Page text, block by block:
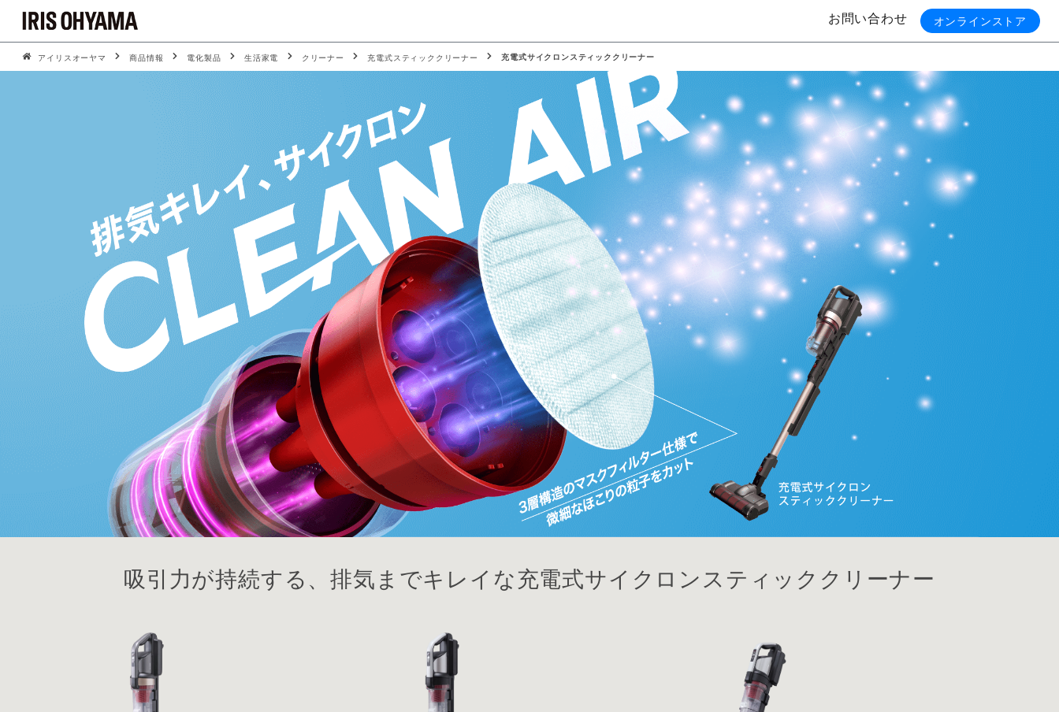
お問い合わせ オンラインストア
アイリスオーヤマ 商品情報 電化製品 生活家電 クリーナー 充電式スティッククリーナー 充電式サイクロンスティッククリーナー
吸引力が持続する、排気までキレイな充電式サイクロンスティッククリーナー